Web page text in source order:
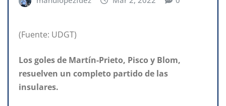
(Fuente: UDGT)
Los goles de Martín-Prieto, Pisco y Blom,
resuelven un completo partido de las
insulares.